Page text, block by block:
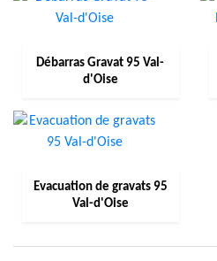
Débarras Gravat 95 Val-
d'Oise
Evacuation de gravats 95
Val-d'Oise